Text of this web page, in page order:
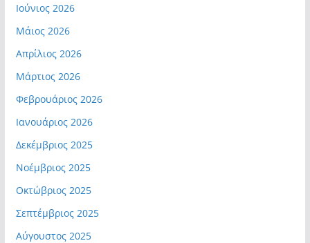
Ιούνιος 2026
Μάιος 2026
Απρίλιος 2026
Μάρτιος 2026
Φεβρουάριος 2026
Ιανουάριος 2026
Δεκέμβριος 2025
Νοέμβριος 2025
Οκτώβριος 2025
Σεπτέμβριος 2025
Αύγουστος 2025